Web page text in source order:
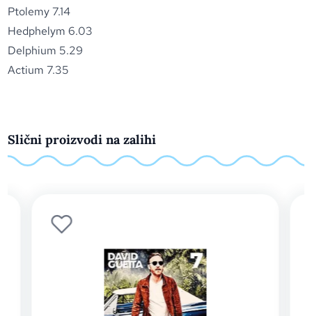
Ptolemy 7.14
Hedphelym 6.03
Delphium 5.29
Actium 7.35
Slični proizvodi na zalihi